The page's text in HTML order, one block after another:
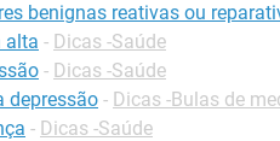
benignas reativas ou
alta - Dicas -Saúde
- Dicas -Saúde
depressão - Dicas -Bulas de
- Dicas -Saúde